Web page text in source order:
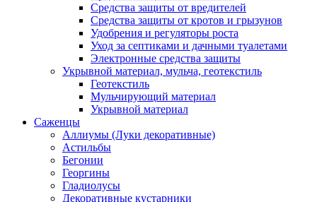
Средства защиты от вредителей
Средства защиты от кротов и грызунов
Удобрения и регуляторы роста
Уход за септиками и дачными туалетами
Электронные средства защиты
Укрывной материал, мульча, геотекстиль
Геотекстиль
Мульчирующий материал
Укрывной материал
Саженцы
Аллиумы (Луки декоративные)
Астильбы
Бегонии
Георгины
Гладиолусы
Декоративные кустарники